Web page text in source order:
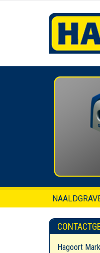
Hagoort